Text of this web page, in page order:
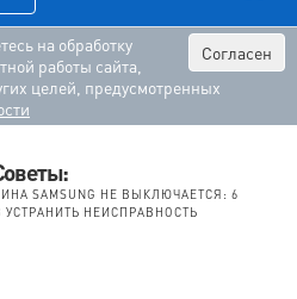
Согласен
на обработку
работы сайта,
целей, предусмотренных
SAMSUNG НЕ ВЫКЛЮЧАЕТСЯ: 6
НЕИСПРАВНОСТЬ